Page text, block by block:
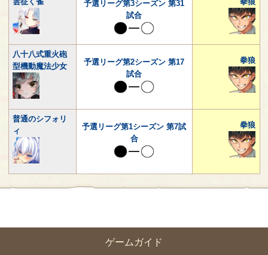
ゲームガイド
予選リーグ第3シーズン 第31
試合
八十八式重火砲
型機動魔法少女
予選リーグ第2シーズン 第17
試合
拳狼
普通のシフォリ
ィ
予選リーグ第1シーズン 第7試
合
拳狼